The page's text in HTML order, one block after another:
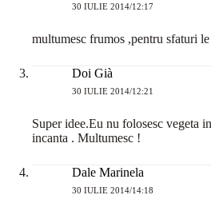
30 IULIE 2014/12:17
multumesc frumos ,pentru sfaturi
Doi Già
30 IULIE 2014/12:21
Super idee.Eu nu folosesc vegeta
incanta . Multumesc !
Dale Marinela
30 IULIE 2014/14:18